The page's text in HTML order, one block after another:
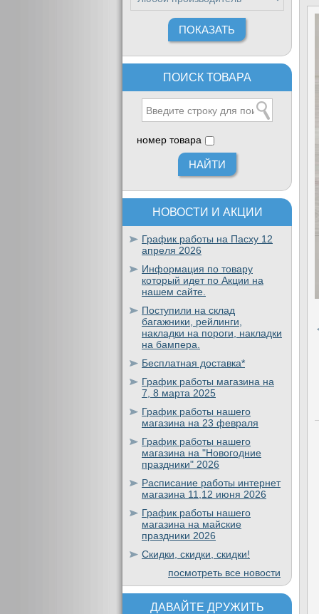
ПОИСК ТОВАРА
номер товара
НОВОСТИ И АКЦИИ
График работы на Пасху 12
апреля 2026
Информация по товару
который идет по Акции на
нашем сайте.
Поступили на склад
багажники, рейлинги,
накладки на пороги, накладки
на бампера.
Бесплатная доставка*
График работы магазина на
7, 8 марта 2025
График работы нашего
магазина на 23 февраля
График работы нашего
магазина на "Новогодние
праздники" 2026
Расписание работы интернет
магазина 11,12 июня 2026
График работы нашего
магазина на майские
праздники 2026
Скидки, скидки, скидки!
посмотреть все новости
ДАВАЙТЕ ДРУЖИТЬ